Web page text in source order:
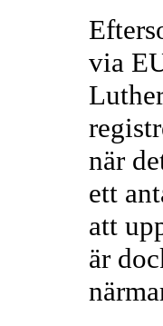
via
när
ett
att
är